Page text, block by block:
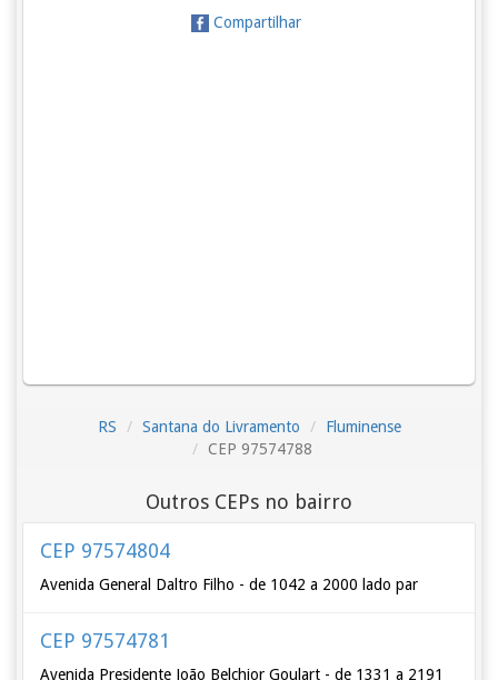
Compartilhar
RS Santana do Livramento
Fluminense
CEP 97574788
Outros CEPs no bairro
CEP 97574804
Avenida General Daltro Filho - de 1042 a 2000 lado par
CEP 97574781
Avenida Presidente João Belchior Goulart - de 1331 a 2191